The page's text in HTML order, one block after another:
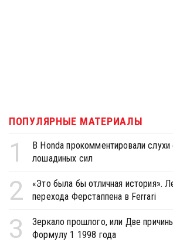
ПОПУЛЯРНЫЕ МАТЕРИАЛЫ
1
В Honda прокомментировали слухи
лошадиных сил
2
«Это была бы отличная история».
перехода Ферстаппена в Ferrari
3
Зеркало прошлого, или Две
Формулу 1 1998 года